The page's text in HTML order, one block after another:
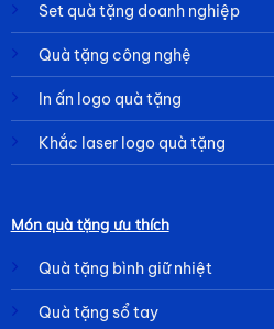
Set quà tặng doanh nghiệp
Quà tặng công nghệ
In ấn logo quà tặng
Khắc laser logo quà tặng
Món quà tặng ưu thích
Quà tặng bình giữ nhiệt
Quà tặng sổ tay